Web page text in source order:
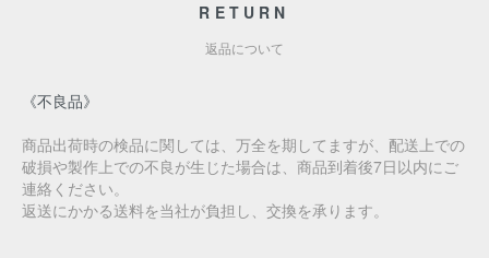
RETURN
返品について
《不良品》
商品出荷時の検品に関しては、万全を期してますが、配送上での
破損や製作上での不良が生じた場合は、商品到着後7日以内にご
連絡ください。
返送にかかる送料を当社が負担し、交換を承ります。